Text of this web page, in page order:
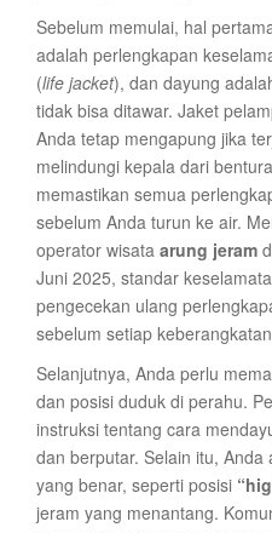
Sebelum memulai, hal
adalah perlengkapan
(life jacket), dan dayung
tidak bisa ditawar. Jaket
Anda tetap mengapung jika
melindungi kepala dari
memastikan semua
sebelum Anda turun ke air.
operator wisata arung jeram
Juni 2025, standar
pengecekan ulang
sebelum setiap
Selanjutnya, Anda perlu
dan posisi duduk di perahu.
instruksi tentang cara
dan berputar. Selain itu,
yang benar, seperti posisi
jeram yang menantang.